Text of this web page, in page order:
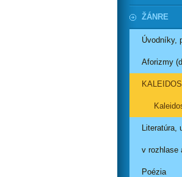
ŽÁNRE
Úvodníky,
Aforizmy
Literatúra,
v rozhlase
Poézia